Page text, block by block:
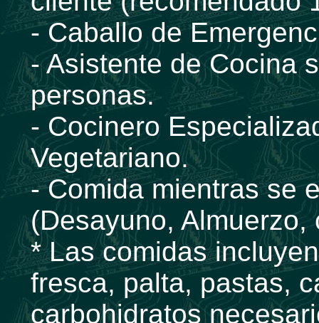
- Caballo de
- Asistente de Cocina
personas.
- Cocinero
Vegetariano.
- Comida mientras se
(Desayuno, Almuerzo,
* Las comidas
fresca, palta, pastas,
carbohidratos